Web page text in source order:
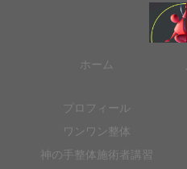
ホーム
プロフィール
ワンワン整体
神の手整体施術者講習